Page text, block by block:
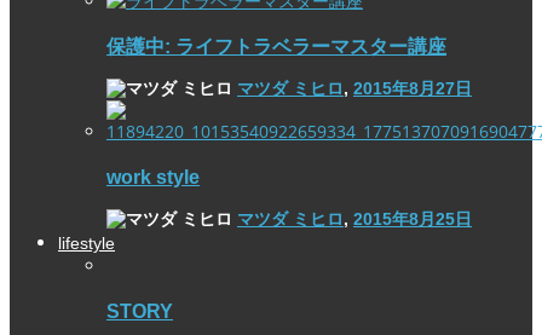
保護中: ライフトラベラーマスター講座
マツダ ミヒロ, 2015年8月27日
work style
マツダ ミヒロ, 2015年8月25日
lifestyle
STORY